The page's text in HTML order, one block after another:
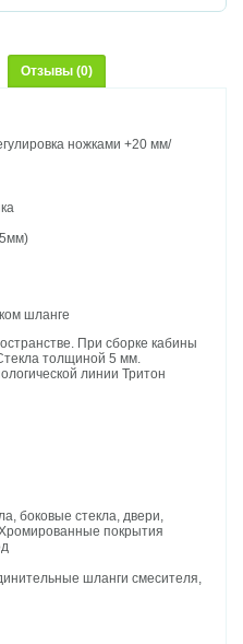
Отзывы (0)
ножками +20 мм/
шланге
При сборке кабины
толщиной 5 мм.
линии Тритон
боковые стекла, двери,
покрытия
шланги смесителя,